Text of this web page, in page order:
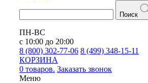
Поиск
ПН-ВС
с 10:00 до 20:00
8 (800) 302-77-06 8 (499) 348-15-11
КОРЗИНА
0 товаров. Заказать звонок
Меню